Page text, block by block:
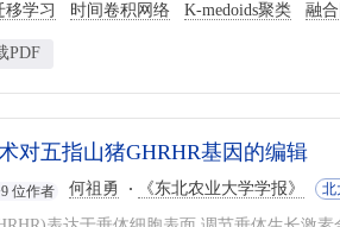
移学习 时间卷积网络 K-medoids聚类 融
PDF
对五指山猪GHRHR基因的编辑
位作者 何祖勇 《东北农业大学学报》 北